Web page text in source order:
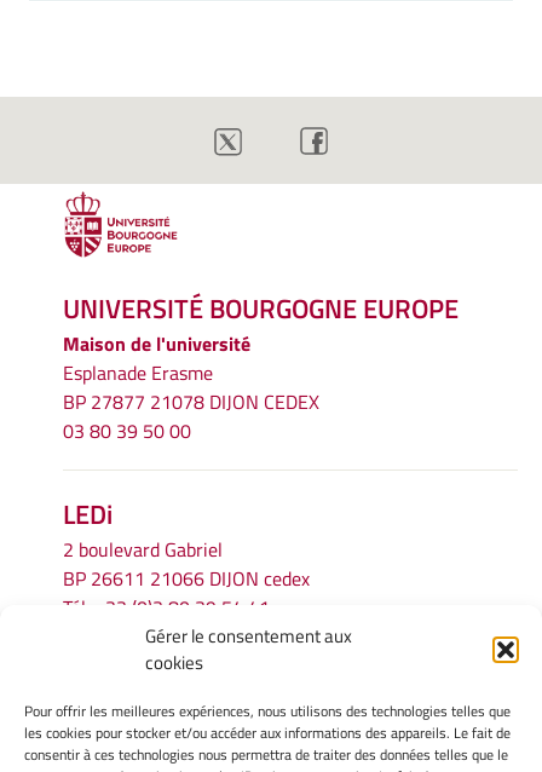
Gérer le consentement aux
cookies
Pour offrir les meilleures expériences, nous utilisons des technologies telles que
les cookies pour stocker et/ou accéder aux informations des appareils. Le fait de
consentir à ces technologies nous permettra de traiter des données telles que le
UNIVERSITÉ BOURGOGNE EUROPE
Maison de l'université
Esplanade Erasme
BP 27877 21078 DIJON CEDEX
03 80 39 50 00
LEDi
2 boulevard Gabriel
BP 26611 21066 DIJON cedex
Tél.
+33 (0)3 80 39 54 41
secretariat.ledi@u-bourgogne.fr
INFORMATIONS LÉGALES
Mentions légales